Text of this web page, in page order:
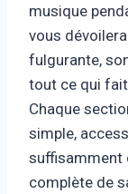
musique
vous
fulgurante,
tout ce qui fait
Chaque
simple,
suffisamment
complète de